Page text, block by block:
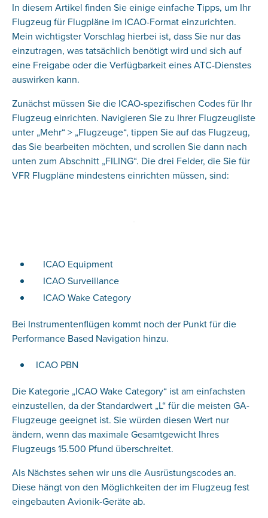
In diesem Artikel finden Sie einige einfache Tipps, um Ihr
Flugzeug für Flugpläne im ICAO-Format einzurichten.
Mein wichtigster Vorschlag hierbei ist, dass Sie nur das
einzutragen, was tatsächlich benötigt wird und sich auf
eine Freigabe oder die Verfügbarkeit eines ATC-Dienstes
auswirken kann.
Zunächst müssen Sie die ICAO-spezifischen Codes für Ihr
Flugzeug einrichten. Navigieren Sie zu Ihrer Flugzeugliste
unter „Mehr“ > „Flugzeuge“, tippen Sie auf das Flugzeug,
das Sie bearbeiten möchten, und scrollen Sie dann nach
unten zum Abschnitt „FILING“. Die drei Felder, die Sie für
VFR Flugpläne mindestens einrichten müssen, sind:
ICAO Equipment
ICAO Surveillance
ICAO Wake Category
Bei Instrumentenflügen kommt noch der Punkt für die
Performance Based Navigation hinzu.
ICAO PBN
Die Kategorie „ICAO Wake Category“ ist am einfachsten
einzustellen, da der Standardwert „L“ für die meisten GA-
Flugzeuge geeignet ist. Sie würden diesen Wert nur
ändern, wenn das maximale Gesamtgewicht Ihres
Flugzeugs 15.500 Pfund überschreitet.
Als Nächstes sehen wir uns die Ausrüstungscodes an.
Diese hängt von den Möglichkeiten der im Flugzeug fest
eingebauten Avionik-Geräte ab.